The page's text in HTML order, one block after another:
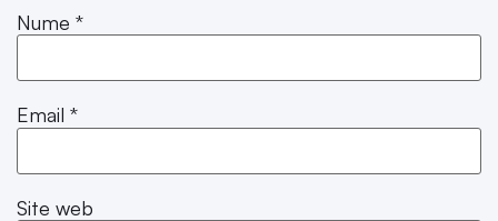
Nume *
Email *
Site web